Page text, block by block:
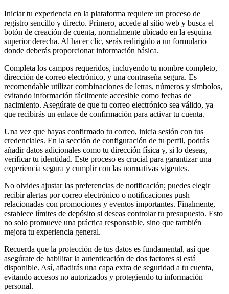
Iniciar tu experiencia en la plataforma requiere un proceso de
registro sencillo y directo. Primero, accede al sitio web y busca el
botón de creación de cuenta, normalmente ubicado en la esquina
superior derecha. Al hacer clic, serás redirigido a un formulario
donde deberás proporcionar información básica.
Completa los campos requeridos, incluyendo tu nombre completo,
dirección de correo electrónico, y una contraseña segura. Es
recomendable utilizar combinaciones de letras, números y símbolos,
evitando información fácilmente accesible como fechas de
nacimiento. Asegúrate de que tu correo electrónico sea válido, ya
que recibirás un enlace de confirmación para activar tu cuenta.
Una vez que hayas confirmado tu correo, inicia sesión con tus
credenciales. En la sección de configuración de tu perfil, podrás
añadir datos adicionales como tu dirección física y, si lo deseas,
verificar tu identidad. Este proceso es crucial para garantizar una
experiencia segura y cumplir con las normativas vigentes.
No olvides ajustar las preferencias de notificación; puedes elegir
recibir alertas por correo electrónico o notificaciones push
relacionadas con promociones y eventos importantes. Finalmente,
establece límites de depósito si deseas controlar tu presupuesto. Esto
no solo promueve una práctica responsable, sino que también
mejora tu experiencia general.
Recuerda que la protección de tus datos es fundamental, así que
asegúrate de habilitar la autenticación de dos factores si está
disponible. Así, añadirás una capa extra de seguridad a tu cuenta,
evitando accesos no autorizados y protegiendo tu información
personal.